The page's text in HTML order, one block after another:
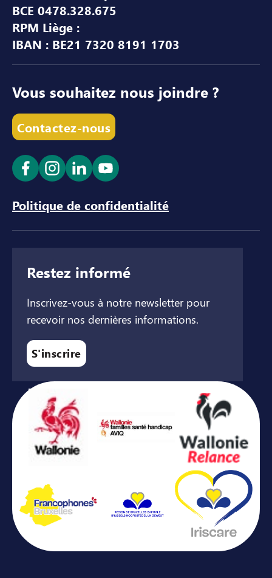
BCE 0478.328.675
RPM Liège :
IBAN : BE21 7320 8191 1703
Vous souhaitez nous joindre ?
Contactez-nous
Ouvrir le lien dans un nouvel onglet
Ouvrir le lien dans un nouvel onglet
Ouvrir le lien dans un nouvel
Ouvrir le lien dans un
Politique de confidentialité
Restez informé
Inscrivez-vous à notre newsletter pour
recevoir nos dernières informations.
S'inscrire
Avec le soutien de ...